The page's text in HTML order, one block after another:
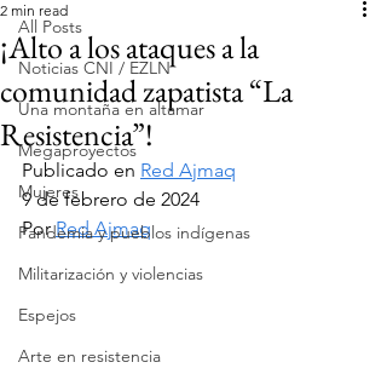
All Posts
Noticias CNI / EZLN
Una montaña en altamar
Megaproyectos
Mujeres
Pandemia y pueblos indígenas
Militarización y violencias
Espejos
Arte en resistencia
¡Alto a los ataques a la
comunidad zapatista “La
Resistencia”!
2 min read
Publicado en Red Ajmaq
9 de febrero de 2024
Por Red Ajmaq